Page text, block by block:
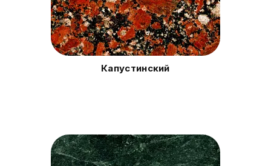
Капустинский